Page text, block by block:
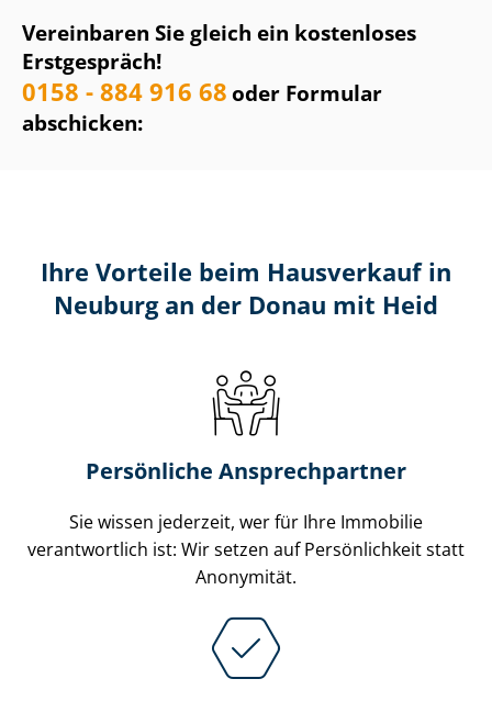
Vereinbaren Sie gleich ein kostenloses
Erstgespräch!
0158 - 884 916 68oder Formular
abschicken:
Ihre Vorteile beim Hausverkauf in
Neuburg an der Donau mit Heid
Persönliche Ansprechpartner
Sie wissen jederzeit, wer für Ihre Immobilie
verantwortlich ist: Wir setzen auf Persönlichkeit statt
Anonymität.